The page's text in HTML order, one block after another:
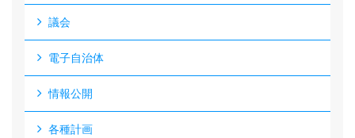
議会
電子自治体
情報公開
各種計画